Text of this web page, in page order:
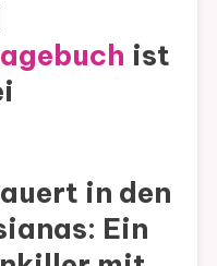
ist
in den
Ein